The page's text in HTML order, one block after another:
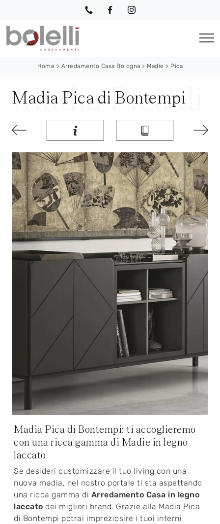
Home > Arredamento Casa Bologna > Madie > Pica
Madia Pica di Bontempi
Madia Pica di Bontempi: ti accoglieremo
con una ricca gamma di Madie in legno
laccato
Se desideri customizzare il tuo living con una
nuova madia, nel nostro portale ti sta aspettando
una ricca gamma di Arredamento Casa in legno
laccato dei migliori brand. Grazie alla Madia Pica
di Bontempi potrai impreziosire i tuoi interni